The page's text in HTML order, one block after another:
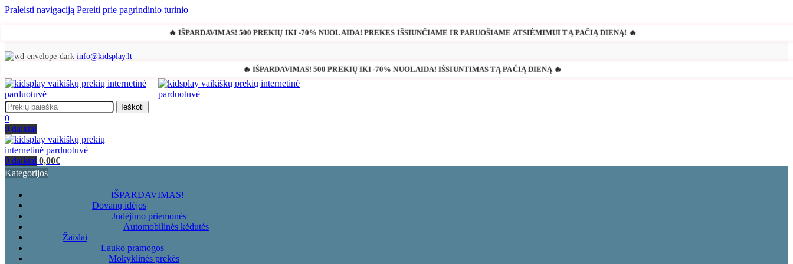
Praleisti navigaciją Pereiti prie pagrindinio turinio
🔥 IŠPARDAVIMAS! 500 PREKIŲ IKI -70% NUOLAIDA! PREKES IŠSIUNČIAME IR PARUOŠIAME ATSIĖMIMUI TĄ PAČIĄ DIENĄ! 🔥
info@kidsplay.lt
🔥 IŠPARDAVIMAS! 500 PREKIŲ IKI -70% NUOLAIDA! IŠSIUNTIMAS TĄ PAČIĄ DIENĄ 🔥
Ieškoti
0
0 daiktai
0 daiktai 0,00€
Kategorijos
IŠPARDAVIMAS!
Dovanų idėjos
Judėjimo priemonės
Automobilinės kėdutės
Žaislai
Lauko pramogos
Mokyklinės prekės